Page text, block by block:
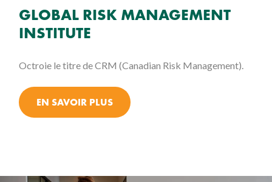
GLOBAL RISK MANAGEMENT
INSTITUTE
Octroie le titre de CRM (Canadian Risk Management).
EN SAVOIR PLUS